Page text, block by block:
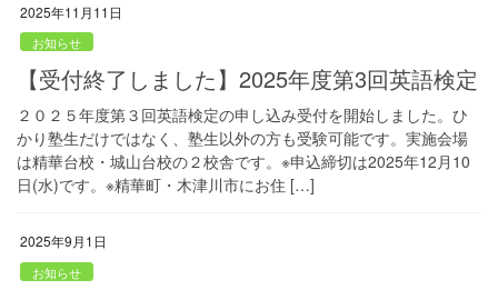
2025年11月11日
お知らせ
【受付終了しました】2025年度第3回英語検定
２０２５年度第３回英語検定の申し込み受付を開始しました。ひ
かり塾生だけではなく、塾生以外の方も受験可能です。実施会場
は精華台校・城山台校の２校舎です。※申込締切は2025年12月10
日(水)です。※精華町・木津川市にお住 […]
2025年9月1日
お知らせ